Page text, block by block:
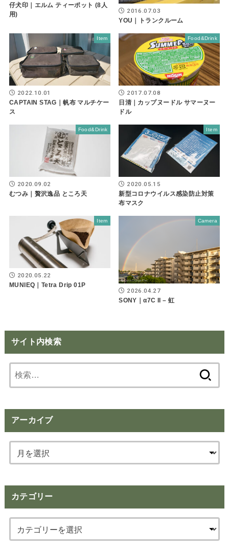
仔犬印｜エルム ティーポット (8人
用)
2016.07.03
YOU｜トランクルーム
Item
2022.10.01
CAPTAIN STAG｜帆布 マルチケー
ス
Food&Drink
2017.07.08
日清｜カップヌードル サマーヌー
ドル
Food&Drink
2020.09.02
むつみ｜贅沢逸品 ところ天
Item
2020.05.15
新型コロナウイルス感染防止対策
布マスク
Item
2020.05.22
MUNIEQ｜Tetra Drip 01P
Camera
2026.04.27
SONY｜α7C II – 虹
サイト内検索
索:
アーカイブ
カテゴリー